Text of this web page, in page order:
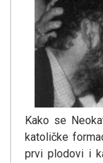
Kako se
katoličke
prvi plodovi i